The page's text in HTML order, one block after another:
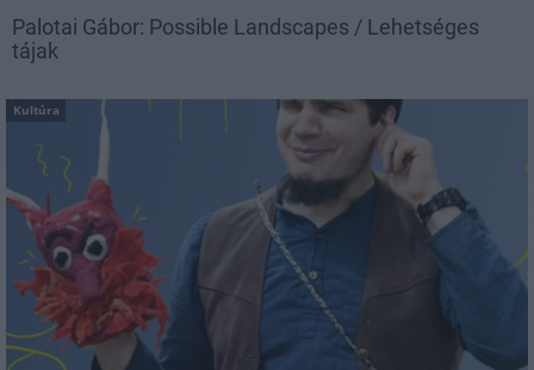
Palotai Gábor: Possible Landscapes / Lehetséges
tájak
Kultúra